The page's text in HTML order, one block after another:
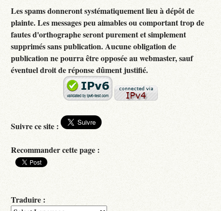
Les spams donneront systématiquement lieu à dépôt de
plainte. Les messages peu aimables ou comportant trop de
fautes d'orthographe seront purement et simplement
supprimés sans publication. Aucune obligation de
publication ne pourra être opposée au webmaster, sauf
éventuel droit de réponse dûment justifié.
Suivre ce site :
Recommander cette page :
Traduire :